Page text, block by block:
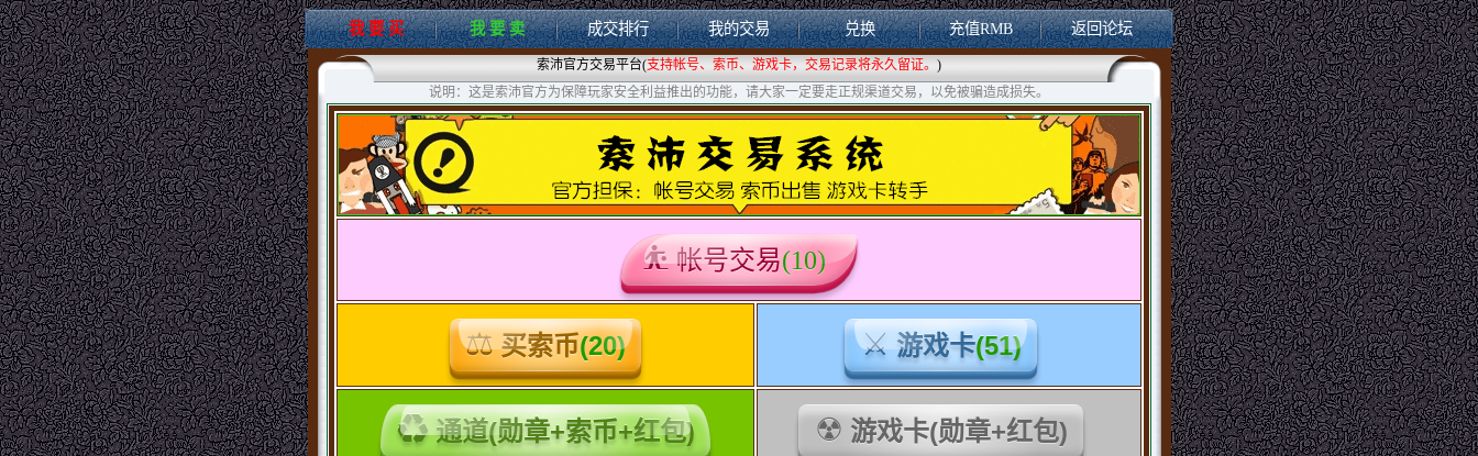
我 要 买 我 要 卖 成交排行 我的交易 兑换 充值RMB 返回论坛
索沛官方交易平台(支持帐号、索币、游戏卡，交易记录将永久留证。 )
说明：这是索沛官方为保障玩家安全利益推出的功能，请大家一定要走正规渠道交易，以免被骗造成损失。
帐号交易(10)
买索币(20) 游戏卡(51)
通道(勋章+索币+红包) 游戏卡(勋章+红包)